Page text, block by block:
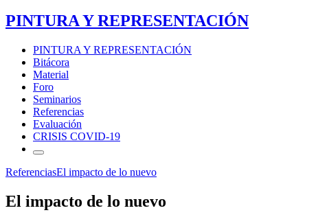
PINTURA Y REPRESENTACIÓN
PINTURA Y REPRESENTACIÓN
Bitácora
Material
Foro
Seminarios
Referencias
Evaluación
CRISIS COVID-19
ReferenciasEl impacto de lo nuevo
El impacto de lo nuevo